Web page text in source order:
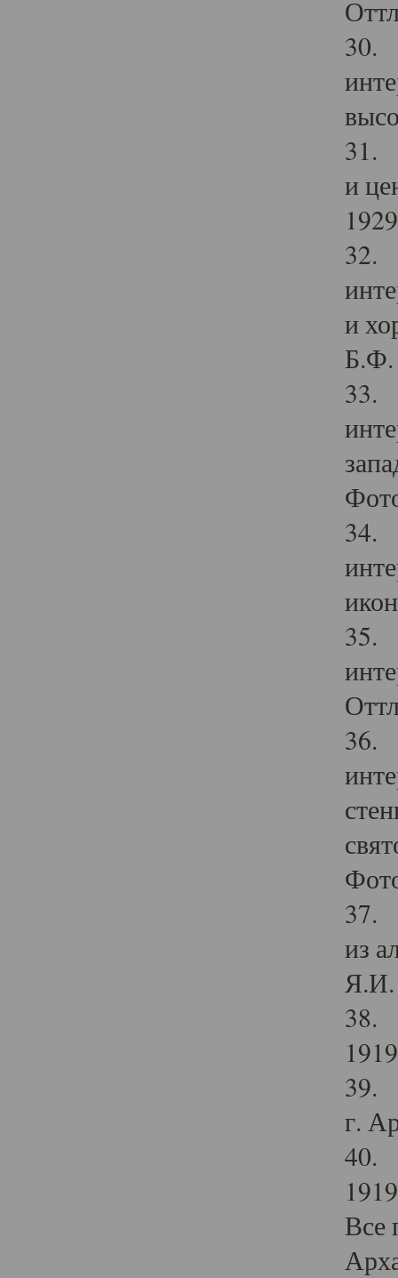
30.
31.
и
32.
и
Б.Ф.
33.
34.
35.
36.
37.
из
Я.И.
38.
39.
г.
40.
Все